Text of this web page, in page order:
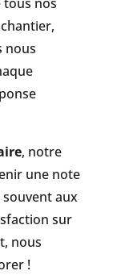
nous
, notre
une note
aux
sur
nous
!